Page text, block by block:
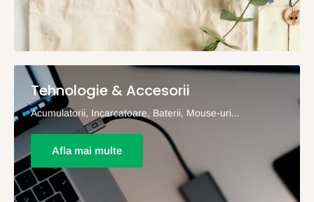
Tehnologie & Accesorii
Acumulatorii, Incarcatoare, Baterii, Mouse-uri...
Afla mai multe